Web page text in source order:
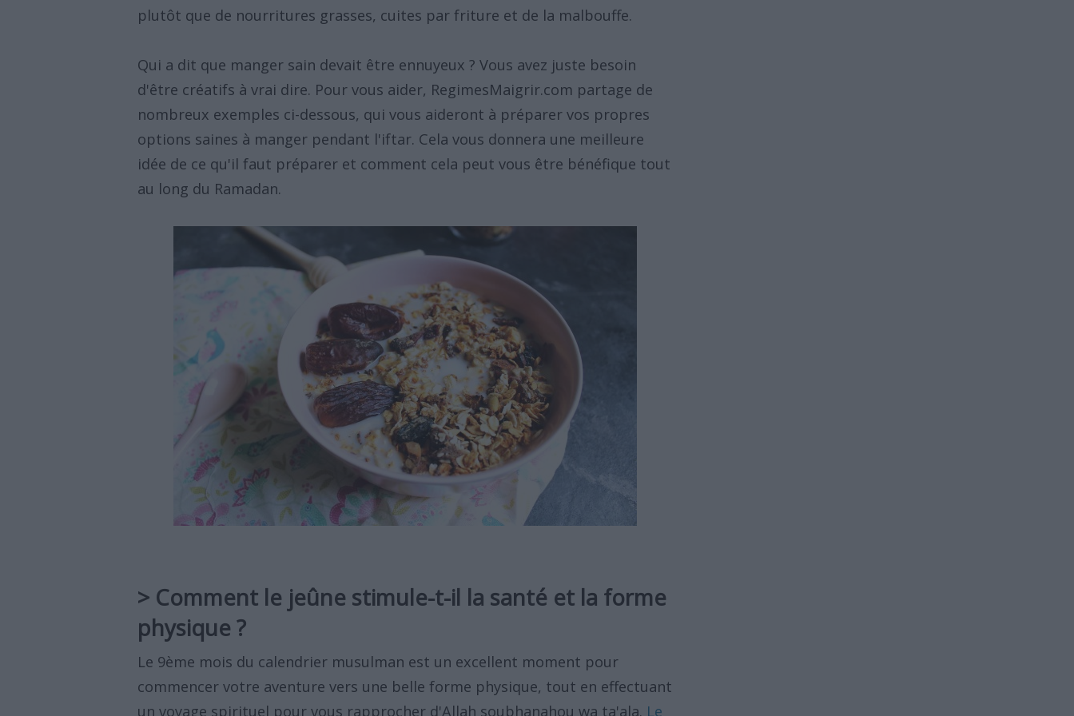
plutôt que de nourritures grasses, cuites par friture et de la malbouffe.
Qui a dit que manger sain devait être ennuyeux ? Vous avez juste besoin
d'être créatifs à vrai dire. Pour vous aider, RegimesMaigrir.com partage de
nombreux exemples ci-dessous, qui vous aideront à préparer vos propres
options saines à manger pendant l'iftar. Cela vous donnera une meilleure
idée de ce qu'il faut préparer et comment cela peut vous être bénéfique tout
au long du Ramadan.
> Comment le jeûne stimule-t-il la santé et la forme
physique ?
Le 9ème mois du calendrier musulman est un excellent moment pour
commencer votre aventure vers une belle forme physique, tout en effectuant
un voyage spirituel pour vous rapprocher d'Allah soubhanahou wa ta'ala. Le